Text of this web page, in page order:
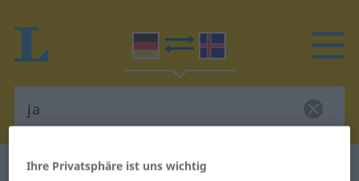
Deutsch-Isländisch Wörterbuch
Ihre Privatsphäre ist uns wichtig